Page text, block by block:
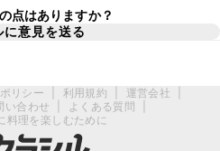
点はありますか？
に意見を送る
リシー 利用規約 運営会社
い合わせ
よくある質問
料理を楽しむために